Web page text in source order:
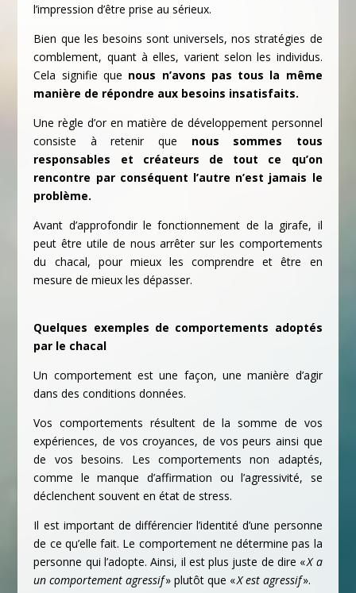
l’impression d’être prise au sérieux.
Bien que les besoins sont universels, nos stratégies de
comblement, quant à elles, varient selon les individus.
Cela signifie que nous n’avons pas tous la même
manière de répondre aux besoins insatisfaits.
Une règle d’or en matière de développement personnel
consiste à retenir que nous sommes tous
responsables et créateurs de tout ce qu’on
rencontre par conséquent l’autre n’est jamais le
problème.
Avant d’approfondir le fonctionnement de la girafe, il
peut être utile de nous arrêter sur les comportements
du chacal, pour mieux les comprendre et être en
mesure de mieux les dépasser.
Quelques exemples de comportements adoptés
par le chacal
Un comportement est une façon, une manière d’agir
dans des conditions données.
Vos comportements résultent de la somme de vos
expériences, de vos croyances, de vos peurs ainsi que
de vos besoins. Les comportements non adaptés,
comme le manque d’affirmation ou l’agressivité, se
déclenchent souvent en état de stress.
Il est important de différencier l’identité d’une personne
de ce qu’elle fait. Le comportement ne détermine pas la
personne qui l’adopte. Ainsi, il est plus juste de dire «X a
un comportement agressif» plutôt que «X est agressif».